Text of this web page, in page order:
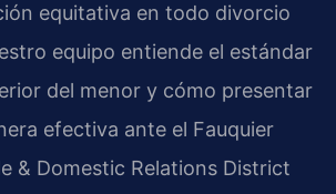
equitativa en todo divorcio
equipo entiende el estándar
del menor y cómo presentar
efectiva ante el Fauquier
& Domestic Relations District